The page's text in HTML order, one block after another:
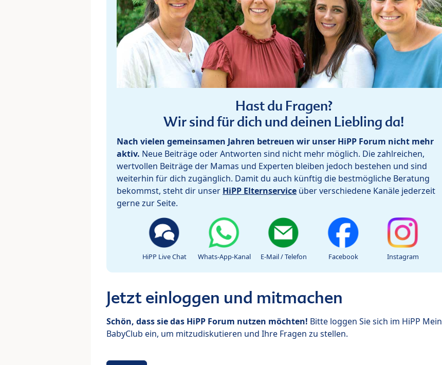
Hast du Fragen?
Wir sind für dich und deinen Liebling da!
Nach vielen gemeinsamen Jahren betreuen wir unser HiPP Forum nicht mehr
aktiv. Neue Beiträge oder Antworten sind nicht mehr möglich. Die zahlreichen,
wertvollen Beiträge der Mamas und Experten bleiben jedoch bestehen und sind
weiterhin für dich zugänglich. Damit du auch künftig die bestmögliche Beratung
bekommst, steht dir unser HiPP Elternservice über verschiedene Kanäle jederzeit
gerne zur Seite.
HiPP Live Chat Whats-App-Kanal E-Mail / Telefon Facebook Instagram
Jetzt einloggen und mitmachen
Schön, dass sie das HiPP Forum nutzen möchten! Bitte loggen Sie sich im HiPP Mein
BabyClub ein, um mitzudiskutieren und Ihre Fragen zu stellen.